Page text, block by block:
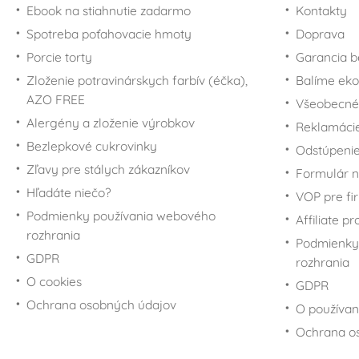
Vianoce
Vykrajovačky - Veľká
Vykrajovačky -
doprava
Vykrajovátka - budovy
Vykrajovačky- ostatné
Sady vykrajovačiek -
ostatné
Sady vykrajovačiek -
potravín
Cukorničky a koreničky
Jedlonosiče
Plastové boxy a dózy
Sklenené dózy a fľaše
Vákuové uchovanie
potravín
Plechové krabičky
Zavařování a
konzervace
komiksov Marvel a DC
Comics
Pre fanúšikov
Pre fanúšikov Krtka
Pre fanúšikov L.O.L.
Surprise!
Pre fanúšikov Máše a
medveďa
Pre fanúšikov Macka
Pre fanúšikov Mickey
- Minions
Potreby na torty
Vianoce
Vianočné zdobenie
Vánoční balení
Halloween
Potreby na torty s
hudobnou tematikou
Zvieratká
Šport
Ebook na stiahnutie zadarmo
Spotreba poťahovacie hmoty
Porcie torty
Zloženie potravinárskych farbív (éčka),
AZO FREE
Alergény a zloženie výrobkov
Bezlepkové cukrovinky
Zľavy pre stálych zákazníkov
Hľadáte niečo?
Podmienky používania webového
rozhrania
GDPR
O cookies
Ochrana osobných údajov
Kontakty
Doprava
Garancia
Balíme
Formulár
VOP pre
Affiliate
rozhrania
GDPR
O
Ochrana